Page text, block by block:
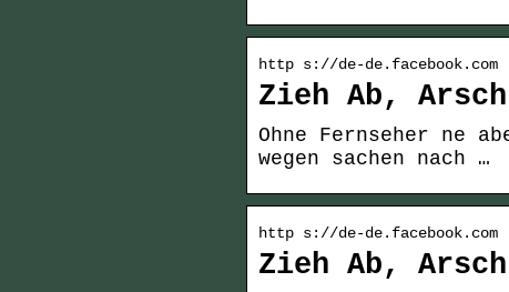
http s://de-de.facebook.com
Zieh Ab,
Ohne Fernseher ne
wegen sachen nach …
http s://de-de.facebook.com
Zieh Ab,